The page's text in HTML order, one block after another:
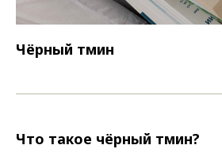
Чёрный тмин
Что такое чёрный тмин?